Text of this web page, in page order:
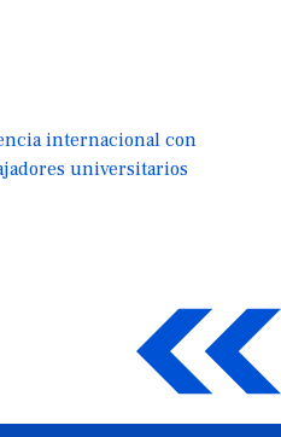
internacional con
universitarios